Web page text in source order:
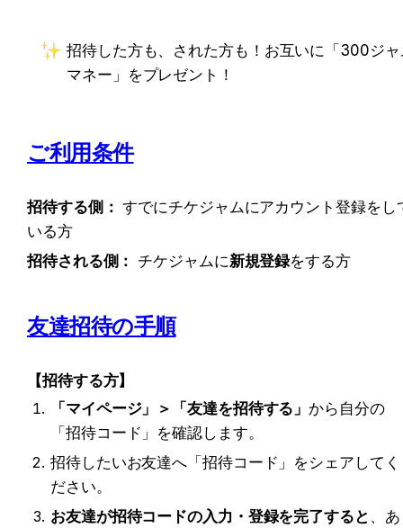
招待した方も、された方も！お互いに「300ジャ
マネー」をプレゼント！
ご利用条件
招待する側： すでにチケジャムにアカウント登録をし
いる方
招待される側： チケジャムに新規登録をする方
友達招待の手順
【招待する方】
「マイページ」＞「友達を招待する」 から自分の
「招待コード」を確認します。
招待したいお友達へ「招待コード」をシェアしてく
ださい。
お友達が招待コードの入力・登録を完了すると 、あ